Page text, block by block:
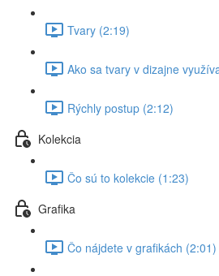
Tvary (2:19)
Ako sa tvary v dizajne
Rýchly postup (2:12)
Kolekcia
Čo sú to kolekcie (1:23)
Grafika
Čo nájdete v grafikách (2:01)